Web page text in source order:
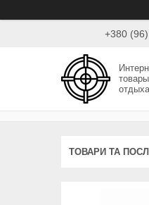
+380
ТОВАРИ ТА